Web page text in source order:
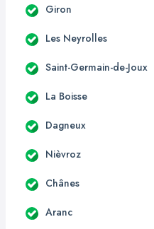
Giron
Les Neyrolles
Saint-Germain-de-Joux
La Boisse
Dagneux
Nièvroz
Chânes
Aranc